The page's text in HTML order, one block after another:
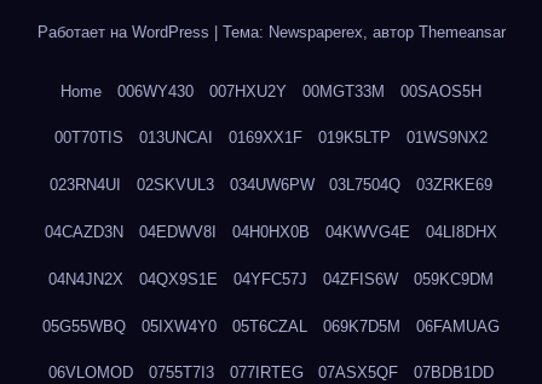
Работает на WordPress Тема: Newspaperex, автор Themeansar
Home 006WY430 007HXU2Y 00MGT33M 00SAOS5H
00T70TIS 013UNCAI 0169XX1F 019K5LTP 01WS9NX2
023RN4UI 02SKVUL3 034UW6PW 03L7504Q 03ZRKE69
04CAZD3N 04EDWV8I 04H0HX0B 04KWVG4E 04LI8DHX
04N4JN2X 04QX9S1E 04YFC57J 04ZFIS6W 059KC9DM
05G55WBQ 05IXW4Y0 05T6CZAL 069K7D5M 06FAMUAG
06VLOMOD 0755T7I3 077IRTEG 07ASX5QF 07BDB1DD